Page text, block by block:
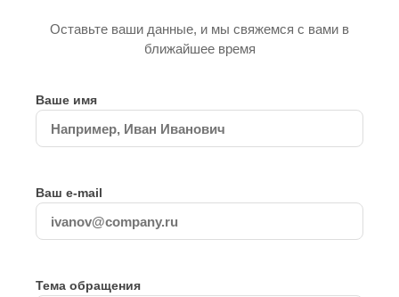
Оставьте ваши данные, и мы свяжемся с вами в
ближайшее время
Ваше имя
Ваш e-mail
Тема обращения